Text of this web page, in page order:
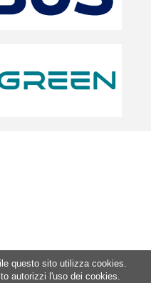
questo sito utilizza cookies.
autorizzi l'uso dei cookies.